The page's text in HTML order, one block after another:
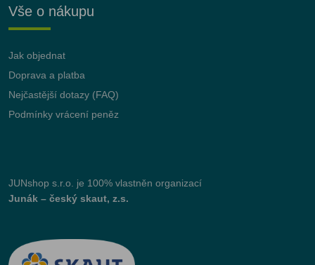
Vše o nákupu
Jak objednat
Doprava a platba
Nejčastější dotazy (FAQ)
Podmínky vrácení peněz
JUNshop s.r.o.
je 100% vlastněn organizací
Junák – český skaut, z.s.